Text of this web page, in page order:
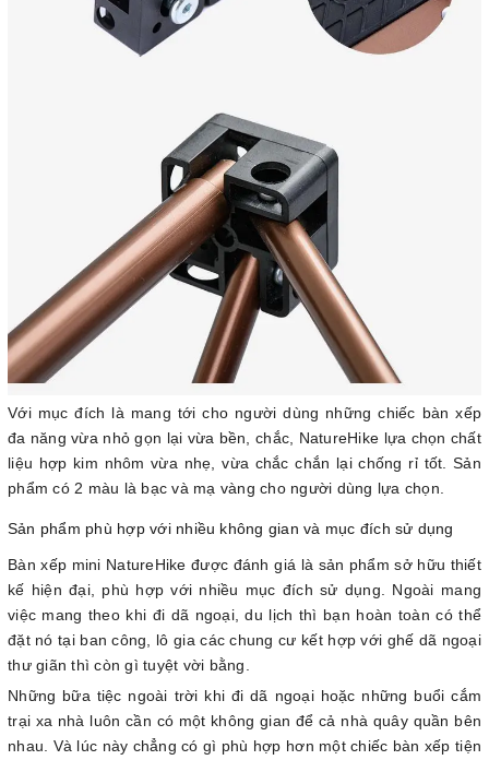
Với mục đích là mang tới cho người dùng những chiếc bàn xếp
đa năng vừa nhỏ gọn lại vừa bền, chắc, NatureHike lựa chọn chất
liệu hợp kim nhôm vừa nhẹ, vừa chắc chắn lại chống rỉ tốt. Sản
phẩm có 2 màu là bạc và mạ vàng cho người dùng lựa chọn.
Sản phẩm phù hợp với nhiều không gian và mục đích sử dụng
Bàn xếp mini NatureHike được đánh giá là sản phẩm sở hữu thiết
kế hiện đại, phù hợp với nhiều mục đích sử dụng. Ngoài mang
việc mang theo khi đi dã ngoại, du lịch thì bạn hoàn toàn có thể
đặt nó tại ban công, lô gia các chung cư kết hợp với ghế dã ngoại
thư giãn thì còn gì tuyệt vời bằng.
Những bữa tiệc ngoài trời khi đi dã ngoại hoặc những buổi cắm
trại xa nhà luôn cần có một không gian để cả nhà quây quần bên
nhau. Và lúc này chẳng có gì phù hợp hơn một chiếc bàn xếp tiện